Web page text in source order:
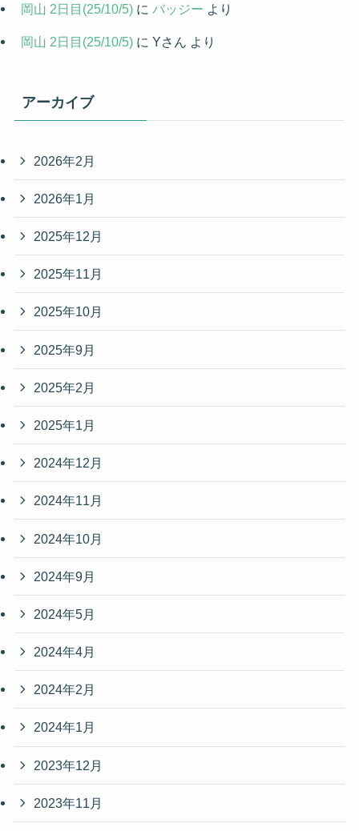
岡山 2日目(25/10/5)に バッジー より
岡山 2日目(25/10/5)に Yさん より
アーカイブ
2026年2月
2026年1月
2025年12月
2025年11月
2025年10月
2025年9月
2025年2月
2025年1月
2024年12月
2024年11月
2024年10月
2024年9月
2024年5月
2024年4月
2024年2月
2024年1月
2023年12月
2023年11月